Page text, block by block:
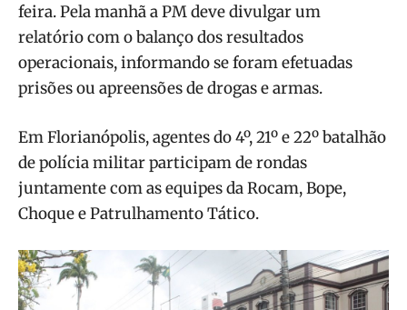
feira. Pela manhã a PM deve divulgar um
relatório com o balanço dos resultados
operacionais, informando se foram efetuadas
prisões ou apreensões de drogas e armas.
Em Florianópolis, agentes do 4º, 21º e 22º batalhão
de polícia militar participam de rondas
juntamente com as equipes da Rocam, Bope,
Choque e Patrulhamento Tático.